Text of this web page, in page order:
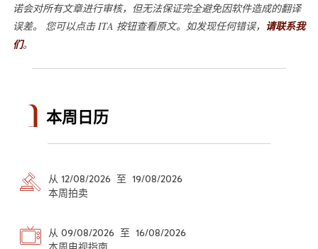
诺会对所有文章进行审核，但无法保证完全避免因软件造成的翻译
误差。 您可以点击 ITA 按钮查看原文。如发现任何错误， 请联系我
们。
本周日历
从 12/08/2026 至 19/08/2026
本周拍卖
从 09/08/2026 至 16/08/2026